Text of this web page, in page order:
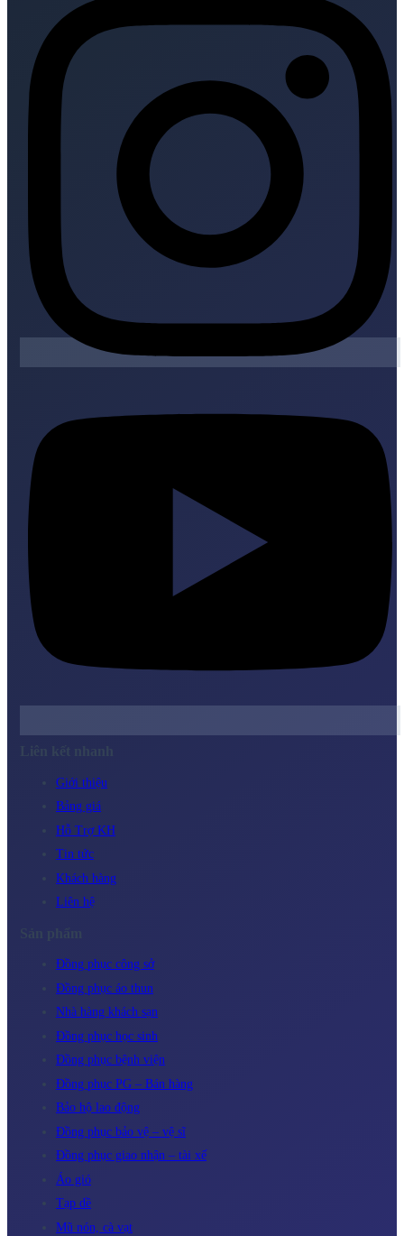
Giới thiệu
Bảng giá
Hỗ Trợ KH
Tin tức
Khách hàng
Liên hệ
Đồng phục công sở
Đồng phục áo thun
Nhà hàng khách sạn
Đồng phục học sinh
Đồng phục bệnh viện
Đồng phục PG – Bán hàng
Bảo hộ lao động
Đồng phục bảo vệ – vệ sĩ
Đồng phục giao nhận – tài xế
Áo gió
Tạp dề
Mũ nón, cà vạt